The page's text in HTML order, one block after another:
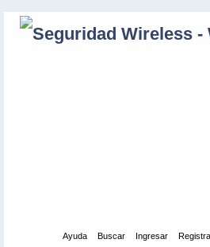
Ayuda Buscar Ingresar